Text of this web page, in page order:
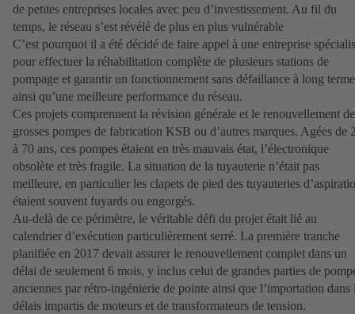
de petites entreprises locales avec peu d’investissement. Au fil du
temps, le réseau s’est révélé de plus en plus vulnérable
C’est pourquoi il a été décidé de faire appel à une entreprise
pour effectuer la réhabilitation complète de plusieurs stations de
pompage et garantir un fonctionnement sans défaillance à long terme
ainsi qu’une meilleure performance du réseau.
Ces projets comprennent la révision générale et le renouvellement de
grosses pompes de fabrication KSB ou d’autres marques. Agées de
à 70 ans, ces pompes étaient en très mauvais état, l’électronique
obsolète et très fragile. La situation de la tuyauterie n’était pas
meilleure, en particulier les clapets de pied des tuyauteries
étaient souvent fuyards ou engorgés.
Au-delà de ce périmètre, le véritable défi du projet était lié au
calendrier d’exécution particulièrement serré. La première tranche
planifiée en 2017 devait assurer le renouvellement complet dans un
délai de seulement 6 mois, y inclus celui de grandes parties de
anciennes par rétro-ingénierie de pointe ainsi que l’importation dans
délais impartis de moteurs et de transformateurs de tension.